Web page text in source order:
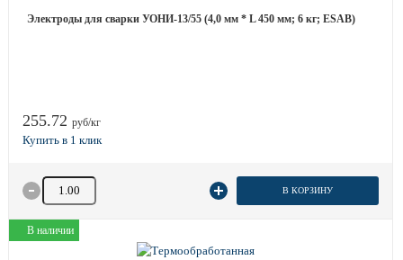
Электроды для сварки УОНИ-13/55 (4,0 мм * L 450 мм; 6 кг; ESAB)
255.72 руб/кг
Количество товара В КОРЗИНУ
В наличии